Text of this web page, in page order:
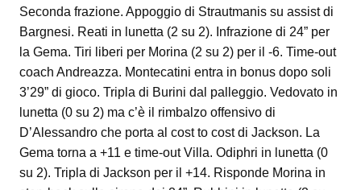
Seconda frazione. Appoggio di Strautmanis su assist di
Bargnesi. Reati in lunetta (2 su 2). Infrazione di 24” per
la Gema. Tiri liberi per Morina (2 su 2) per il -6. Time-out
coach Andreazza. Montecatini entra in bonus dopo soli
3’29” di gioco. Tripla di Burini dal palleggio. Vedovato in
lunetta (0 su 2) ma c’è il rimbalzo offensivo di
D’Alessandro che porta al cost to cost di Jackson. La
Gema torna a +11 e time-out Villa. Odiphri in lunetta (0
su 2). Tripla di Jackson per il +14. Risponde Morina in